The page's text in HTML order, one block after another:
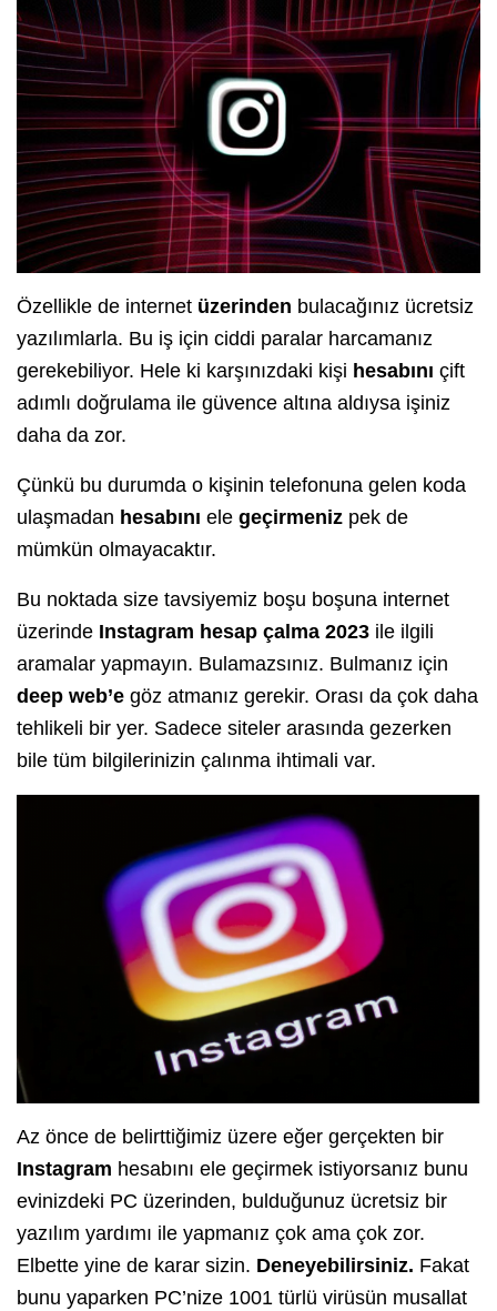
Özellikle de internet üzerinden bulacağınız ücretsiz
yazılımlarla. Bu iş için ciddi paralar harcamanız
gerekebiliyor. Hele ki karşınızdaki kişi hesabını çift
adımlı doğrulama ile güvence altına aldıysa işiniz
daha da zor.
Çünkü bu durumda o kişinin telefonuna gelen koda
ulaşmadan hesabını ele geçirmeniz pek de
mümkün olmayacaktır.
Bu noktada size tavsiyemiz boşu boşuna internet
üzerinde Instagram hesap çalma 2023 ile ilgili
aramalar yapmayın. Bulamazsınız. Bulmanız için
deep web’e göz atmanız gerekir. Orası da çok daha
tehlikeli bir yer. Sadece siteler arasında gezerken
bile tüm bilgilerinizin çalınma ihtimali var.
Az önce de belirttiğimiz üzere eğer gerçekten bir
Instagram hesabını ele geçirmek istiyorsanız bunu
evinizdeki PC üzerinden, bulduğunuz ücretsiz bir
yazılım yardımı ile yapmanız çok ama çok zor.
Elbette yine de karar sizin. Deneyebilirsiniz. Fakat
bunu yaparken PC’nize 1001 türlü virüsün musallat